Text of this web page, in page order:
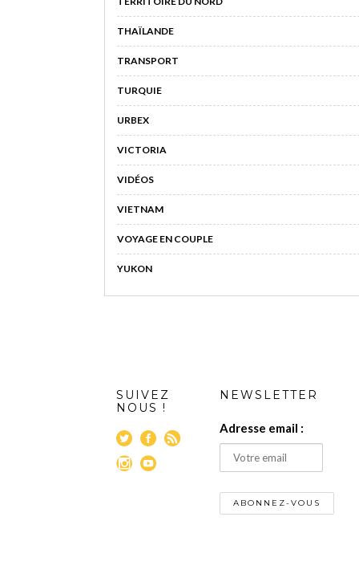
THAÏLANDE
TRANSPORT
TURQUIE
URBEX
VICTORIA
VIDÉOS
VIETNAM
VOYAGE EN COUPLE
YUKON
SUIVEZ
NOUS !
NEWSLETTER
Adresse email :